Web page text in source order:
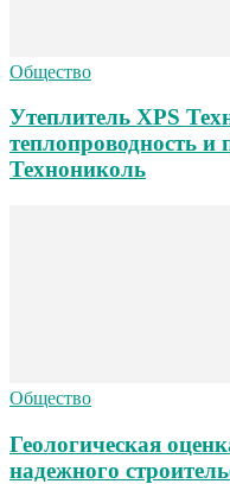
Общество
Утеплитель XPS
теплопроводность и
Технониколь
Общество
Геологическая
надежного